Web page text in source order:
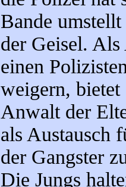
Bande
der Geisel. Als
einen
weigern,
Anwalt der
als Austausch
der Gangster
Die Jungs